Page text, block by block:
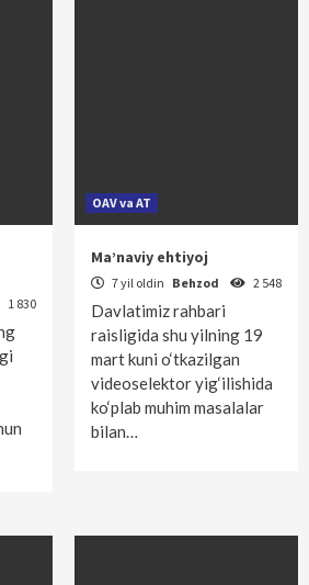
1 830
OAV va AT
Ma’naviy ehtiyoj
7 yil oldin Behzod 2 548
Davlatimiz rahbari
raisligida shu yilning 19
mart kuni o‘tkazilgan
videoselektor yig‘ilishida
ko‘plab muhim masalalar
bilan…